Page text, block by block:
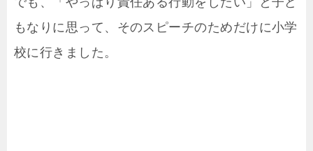
もなりに思って、そのスピーチのためだけに小学
校に行きました。